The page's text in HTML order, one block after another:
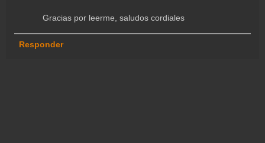
Gracias por leerme, saludos cordiales
Responder